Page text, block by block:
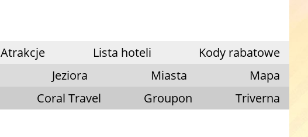
Atrakcje Lista hoteli
Kody rabatowe
Jeziora Miasta
Mapa
Coral Travel Groupon Triverna